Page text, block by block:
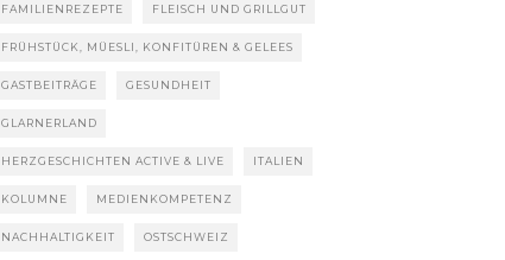
FAMILIENREZEPTE FLEISCH UND GRILLGUT
FRÜHSTÜCK, MÜESLI, KONFITÜREN & GELEES
GASTBEITRÄGE GESUNDHEIT
GLARNERLAND
HERZGESCHICHTEN ACTIVE & LIVE ITALIEN
KOLUMNE MEDIENKOMPETENZ
NACHHALTIGKEIT OSTSCHWEIZ